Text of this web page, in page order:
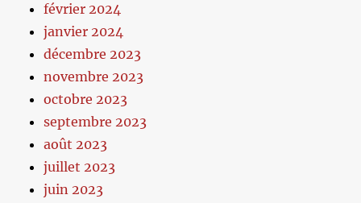
février 2024
janvier 2024
décembre 2023
novembre 2023
octobre 2023
septembre 2023
août 2023
juillet 2023
juin 2023